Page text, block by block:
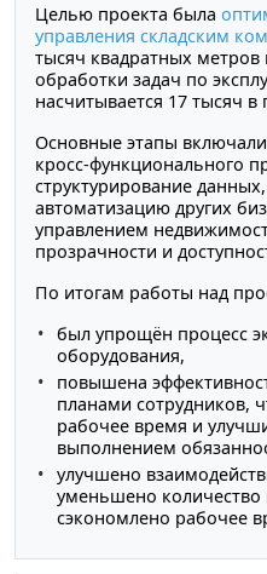
Целью проекта была
управления складским
тысяч квадратных
обработки задач по
насчитывается 17 тысяч в
Основные этапы
кросс-функционального
структурирование
автоматизацию других
управлением
прозрачности и
По итогам работы над
был упрощён процесс
оборудования,
повышена
планами сотрудников,
рабочее время и
выполнением
улучшено
уменьшено количество
сэкономлено рабочее